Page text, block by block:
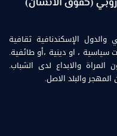
الإسكندنافية ثقافية
سياسية ، او دينية ،أو طائفية.
والابداع لدى الشباب.
والبلد الاصل.